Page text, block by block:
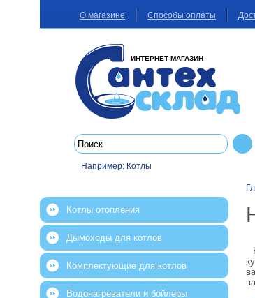
О магазине Способы оплаты
ИНТЕРНЕТ-МАГАЗИН
Например: Котлы
Котлы отопления
Дымоходы для котлов
Комплектующие для котлов
Водонагреватели и бойлеры